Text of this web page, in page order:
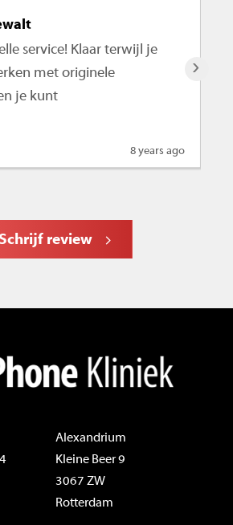
service! Klaar terwijl je
met originele
je kunt
8 years ago
›
Schrijf review
Alexandrium
Kleine Beer 9
3067 ZW
Rotterdam